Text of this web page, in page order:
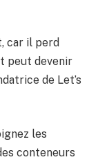
car il perd
peut devenir
de Let’s
les
conteneurs